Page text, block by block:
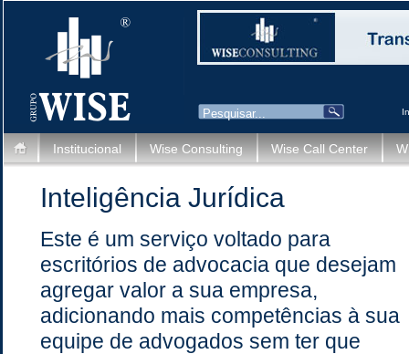
Institucional Wise Consulting Wise Call Center
Inteligência Jurídica
Este é um serviço voltado para
escritórios de advocacia que desejam
agregar valor a sua empresa,
adicionando mais competências à sua
equipe de advogados sem ter que